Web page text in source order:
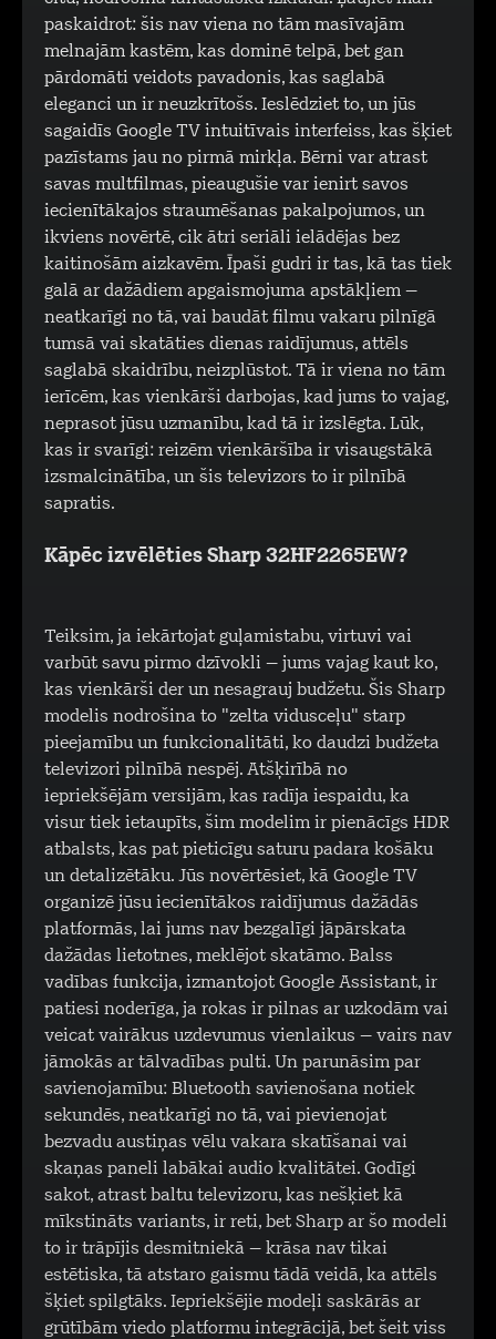
paskaidrot: šis nav viena no tām masīvajām
melnajām kastēm, kas dominē telpā, bet gan
pārdomāti veidots pavadonis, kas saglabā
eleganci un ir neuzkrītošs. Ieslēdziet to, un jūs
sagaidīs Google TV intuitīvais interfeiss, kas šķiet
pazīstams jau no pirmā mirkļa. Bērni var atrast
savas multfilmas, pieaugušie var ienirt savos
iecienītākajos straumēšanas pakalpojumos, un
ikviens novērtē, cik ātri seriāli ielādējas bez
kaitinošām aizkavēm. Īpaši gudri ir tas, kā tas tiek
galā ar dažādiem apgaismojuma apstākļiem –
neatkarīgi no tā, vai baudāt filmu vakaru pilnīgā
tumsā vai skatāties dienas raidījumus, attēls
saglabā skaidrību, neizplūstot. Tā ir viena no tām
ierīcēm, kas vienkārši darbojas, kad jums to vajag,
neprasot jūsu uzmanību, kad tā ir izslēgta. Lūk,
kas ir svarīgi: reizēm vienkāršība ir visaugstākā
izsmalcinātība, un šis televizors to ir pilnībā
sapratis.
Kāpēc izvēlēties Sharp 32HF2265EW?
Teiksim, ja iekārtojat guļamistabu, virtuvi vai
varbūt savu pirmo dzīvokli – jums vajag kaut ko,
kas vienkārši der un nesagrauj budžetu. Šis Sharp
modelis nodrošina to "zelta vidusceļu" starp
pieejamību un funkcionalitāti, ko daudzi budžeta
televizori pilnībā nespēj. Atšķirībā no
iepriekšējām versijām, kas radīja iespaidu, ka
visur tiek ietaupīts, šim modelim ir pienācīgs HDR
atbalsts, kas pat pieticīgu saturu padara košāku
un detalizētāku. Jūs novērtēsiet, kā Google TV
organizē jūsu iecienītākos raidījumus dažādās
platformās, lai jums nav bezgalīgi jāpārskata
dažādas lietotnes, meklējot skatāmo. Balss
vadības funkcija, izmantojot Google Assistant, ir
patiesi noderīga, ja rokas ir pilnas ar uzkodām vai
veicat vairākus uzdevumus vienlaikus – vairs nav
jāmokās ar tālvadības pulti. Un parunāsim par
savienojamību: Bluetooth savienošana notiek
sekundēs, neatkarīgi no tā, vai pievienojat
bezvadu austiņas vēlu vakara skatīšanai vai
skaņas paneli labākai audio kvalitātei. Godīgi
sakot, atrast baltu televizoru, kas nešķiet kā
mīkstināts variants, ir reti, bet Sharp ar šo modeli
to ir trāpījis desmitniekā – krāsa nav tikai
estētiska, tā atstaro gaismu tādā veidā, ka attēls
šķiet spilgtāks. Iepriekšējie modeļi saskārās ar
grūtībām viedo platformu integrācijā, bet šeit viss